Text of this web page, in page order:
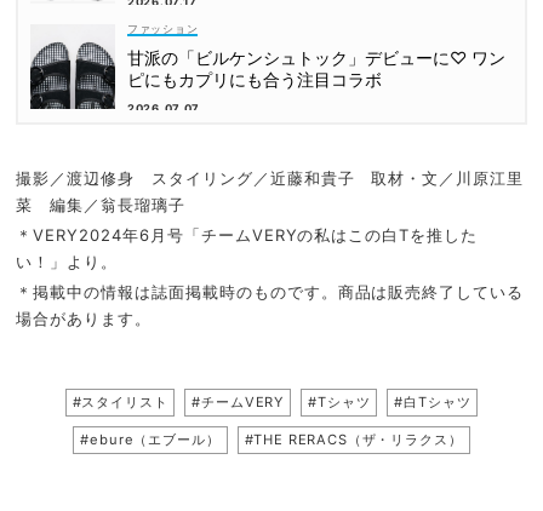
ファッション
甘派の「ビルケンシュトック」デビューに♡ ワン
ピにもカプリにも合う注目コラボ
2026.07.07
撮影／渡辺修身 スタイリング／近藤和貴子 取材・文／川原江里
菜 編集／翁長瑠璃子
＊VERY2024年6月号「チームVERYの私はこの白Tを推した
い！」より。
＊掲載中の情報は誌面掲載時のものです。商品は販売終了している
場合があります。
#スタイリスト #チームVERY #Tシャツ #白Tシャツ
#ebure（エブール） #THE RERACS（ザ・リラクス）